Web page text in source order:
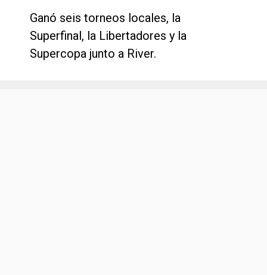
Ganó seis torneos locales, la
Superfinal, la Libertadores y la
Supercopa junto a River.